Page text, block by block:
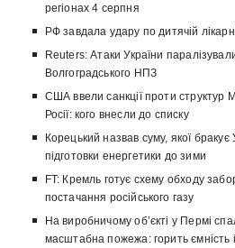
регіонах 4 серпня
РФ завдала удару по дитячій
Reuters: Атаки України
Волгоградського НПЗ
США ввели санкції проти структур
Росії: кого внесли до списку
Корецький назвав суму, якої бракує
підготовки енергетики до зими
FT: Кремль готує схему обходу
постачання російського газу
На виробничому об’єкті у Пермі
масштабна пожежа: горить ємність